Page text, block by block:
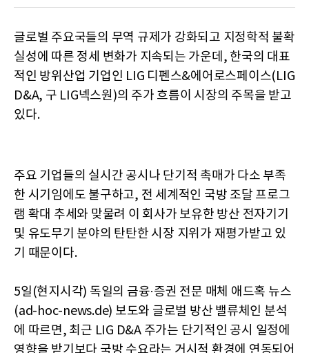
글로벌 주요국들의 무역 규제가 강화되고 지정학적 불확
실성에 따른 정세 변화가 지속되는 가운데, 한국의 대표
적인 방위산업 기업인 LIG 디펜스&에어로스페이스(LIG
D&A, 구 LIG넥스원)의 주가 흐름이 시장의 주목을 받고
있다.
주요 기업들의 실시간 공시나 단기적 촉매가 다소 부족
한 시기임에도 불구하고, 전 세계적인 국방 조달 프로그
램 확대 추세와 맞물려 이 회사가 보유한 방산 전자기기
및 유도무기 분야의 탄탄한 시장 지위가 재평가받고 있
기 때문이다.
5일(현지시각) 독일의 금융·증권 전문 매체 애드혹 뉴스
(ad-hoc-news.de) 보도와 글로벌 방산 밸류체인 분석
에 따르면, 최근 LIG D&A 주가는 단기적인 공시 일정에
영향을 받기보다 국방 수요라는 거시적 환경에 연동되어